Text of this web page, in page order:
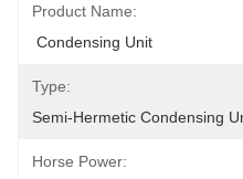
Product Name:
Condensing Unit
Type:
Semi-Hermetic Condensing
Horse Power: